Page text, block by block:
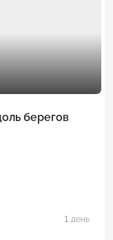
берегов
1 день